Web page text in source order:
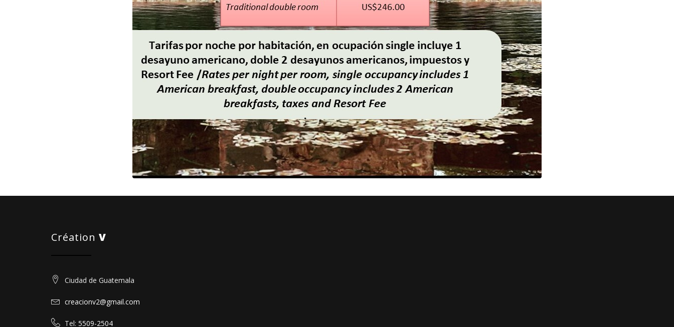
Création V
Ciudad de Guatemala
creacionv2@gmail.com
Tel: 5509-2504